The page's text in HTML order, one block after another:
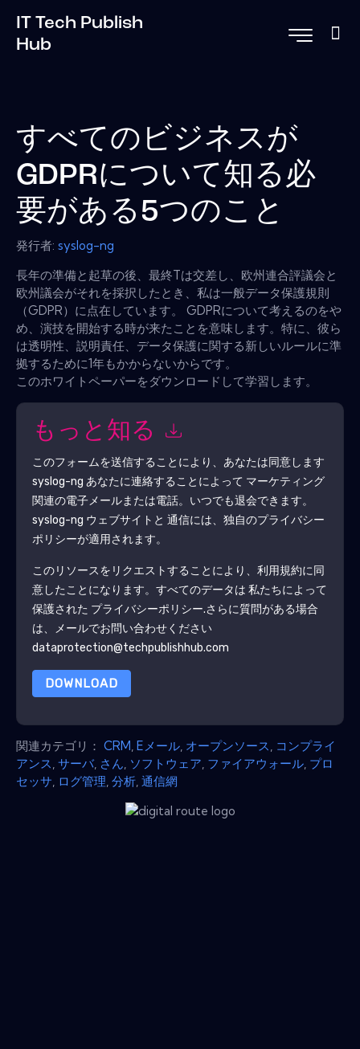
IT Tech Publish
Hub
すべてのビジネスが
GDPRについて知る必
要がある5つのこと
発行者: syslog-ng
長年の準備と起草の後、最終Tは交差し、欧州連合評議会と
欧州議会がそれを採択したとき、私は一般データ保護規則
（GDPR）に点在しています。 GDPRについて考えるのをや
め、演技を開始する時が来たことを意味します。特に、彼ら
は透明性、説明責任、データ保護に関する新しいルールに準
拠するために1年もかからないからです。
このホワイトペーパーをダウンロードして学習します。
もっと知る
このフォームを送信することにより、あなたは同意します
syslog-ng あなたに連絡することによって マーケティング
関連の電子メールまたは電話。いつでも退会できます。
syslog-ng ウェブサイトと 通信には、独自のプライバシー
ポリシーが適用されます。
このリソースをリクエストすることにより、利用規約に同
意したことになります。すべてのデータは 私たちによって
保護された プライバシーポリシー.さらに質問がある場合
は、メールでお問い合わせください
dataprotection@techpublishhub.com
DOWNLOAD
関連カテゴリ： CRM Eメール オープンソース コンプライ
アンス サーバ, さん ソフトウェア ファイアウォール プロ
セッサ ログ管理 分析 通信網